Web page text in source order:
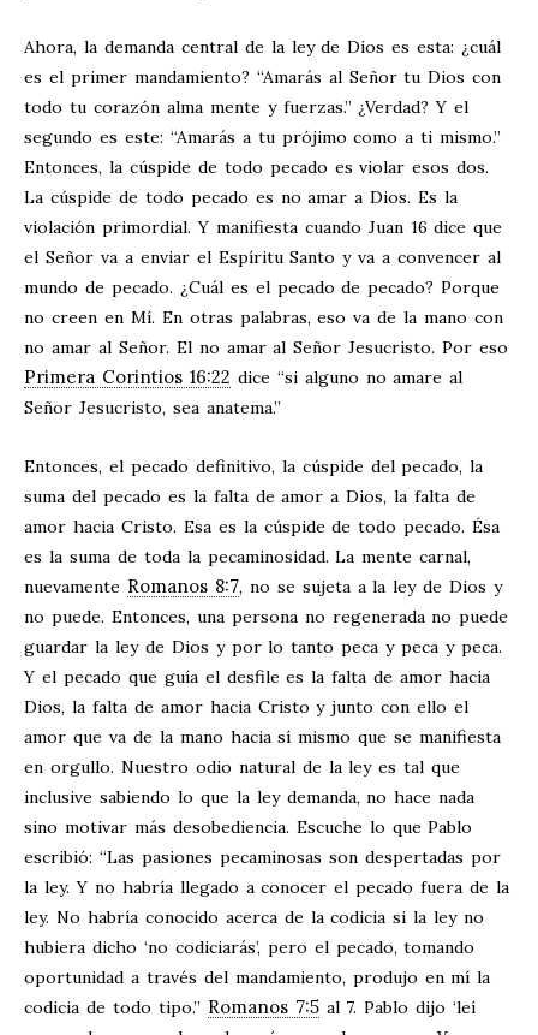
Ahora, la demanda central de la ley de Dios es esta: ¿cuál
es el primer mandamiento? “Amarás al Señor tu Dios con
todo tu corazón alma mente y fuerzas.” ¿Verdad? Y el
segundo es este: “Amarás a tu prójimo como a ti mismo.”
Entonces, la cúspide de todo pecado es violar esos dos.
La cúspide de todo pecado es no amar a Dios. Es la
violación primordial. Y manifiesta cuando Juan 16 dice que
el Señor va a enviar el Espíritu Santo y va a convencer al
mundo de pecado. ¿Cuál es el pecado de pecado? Porque
no creen en Mí. En otras palabras, eso va de la mano con
no amar al Señor. El no amar al Señor Jesucristo. Por eso
Primera Corintios 16:22 dice “si alguno no amare al
Señor Jesucristo, sea anatema.”
Entonces, el pecado definitivo, la cúspide del pecado, la
suma del pecado es la falta de amor a Dios, la falta de
amor hacia Cristo. Esa es la cúspide de todo pecado. Ésa
es la suma de toda la pecaminosidad. La mente carnal,
nuevamente Romanos 8:7, no se sujeta a la ley de Dios y
no puede. Entonces, una persona no regenerada no puede
guardar la ley de Dios y por lo tanto peca y peca y peca.
Y el pecado que guía el desfile es la falta de amor hacia
Dios, la falta de amor hacia Cristo y junto con ello el
amor que va de la mano hacia sí mismo que se manifiesta
en orgullo. Nuestro odio natural de la ley es tal que
inclusive sabiendo lo que la ley demanda, no hace nada
sino motivar más desobediencia. Escuche lo que Pablo
escribió: “Las pasiones pecaminosas son despertadas por
la ley. Y no habría llegado a conocer el pecado fuera de la
ley. No habría conocido acerca de la codicia si la ley no
hubiera dicho ‘no codiciarás’, pero el pecado, tomando
oportunidad a través del mandamiento, produjo en mí la
codicia de todo tipo.” Romanos 7:5al 7. Pablo dijo ‘leí